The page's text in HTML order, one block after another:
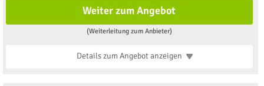
Weiter zum Angebot
(Weiterleitung zum Anbieter)
Details zum Angebotanzeigen